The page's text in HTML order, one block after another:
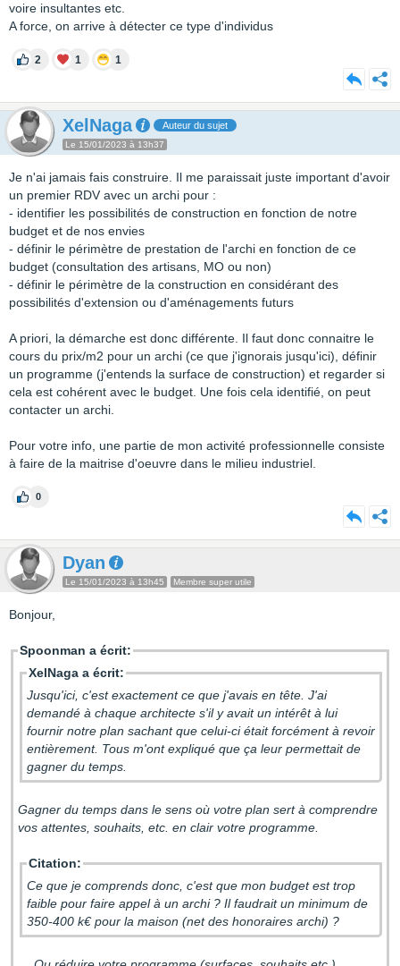
voire insultantes etc.
A force, on arrive à détecter ce type d'individus
2 1 1
XelNaga Auteur du sujet
Le 15/01/2023 à 13h37
Je n'ai jamais fais construire. Il me paraissait juste important d'avoir
un premier RDV avec un archi pour :
- identifier les possibilités de construction en fonction de notre
budget et de nos envies
- définir le périmètre de prestation de l'archi en fonction de ce
budget (consultation des artisans, MO ou non)
- définir le périmètre de la construction en considérant des
possibilités d'extension ou d'aménagements futurs
A priori, la démarche est donc différente. Il faut donc connaitre le
cours du prix/m2 pour un archi (ce que j'ignorais jusqu'ici), définir
un programme (j'entends la surface de construction) et regarder si
cela est cohérent avec le budget. Une fois cela identifié, on peut
contacter un archi.
Pour votre info, une partie de mon activité professionnelle consiste
à faire de la maitrise d'oeuvre dans le milieu industriel.
0
Dyan
Le 15/01/2023 à 13h45 Membre super utile
Bonjour,
Spoonman a écrit:
XelNaga a écrit:
Jusqu'ici, c'est exactement ce que j'avais en tête. J'ai
demandé à chaque architecte s'il y avait un intérêt à lui
fournir notre plan sachant que celui-ci était forcément à revoir
entièrement. Tous m'ont expliqué que ça leur permettait de
gagner du temps.
Gagner du temps dans le sens où votre plan sert à comprendre
vos attentes, souhaits, etc. en clair votre programme.
Citation:
Ce que je comprends donc, c'est que mon budget est trop
faible pour faire appel à un archi ? Il faudrait un minimum de
350-400 k€ pour la maison (net des honoraires archi) ?